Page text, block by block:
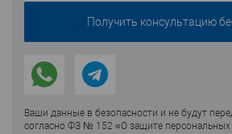
Ваши данные в безопасности и не будут
согласно ФЗ № 152 «О защите